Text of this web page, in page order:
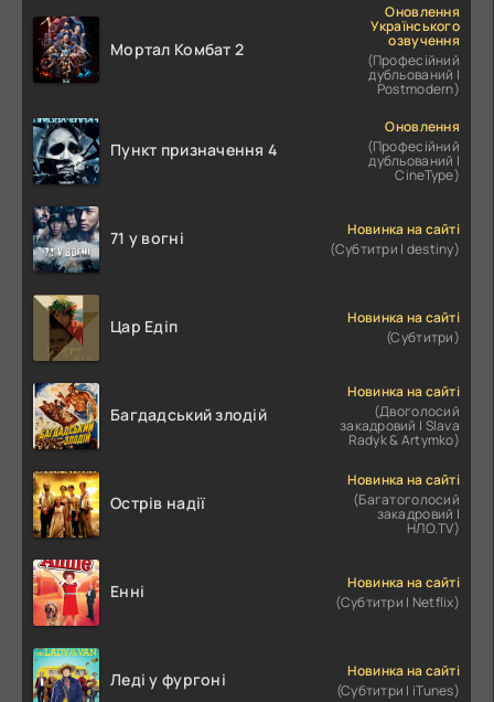
Мортал Комбат 2
Оновлення
Українського
озвучення
(Професійний
дубльований |
Postmodern)
Пункт призначення 4
Оновлення
(Професійний
дубльований |
CineType)
71 у вогні
Новинка на сайті
(Субтитри | destiny)
Цар Едіп
Новинка на сайті
(Субтитри)
Багдадський злодій
Новинка на сайті
(Двоголосий
закадровий | Slava
Radyk & Artymko)
Острів надії
Новинка на сайті
(Багатоголосий
закадровий |
НЛО.TV)
Енні
Новинка на сайті
(Субтитри | Netflix)
Леді у фургоні
Новинка на сайті
(Субтитри | iTunes)